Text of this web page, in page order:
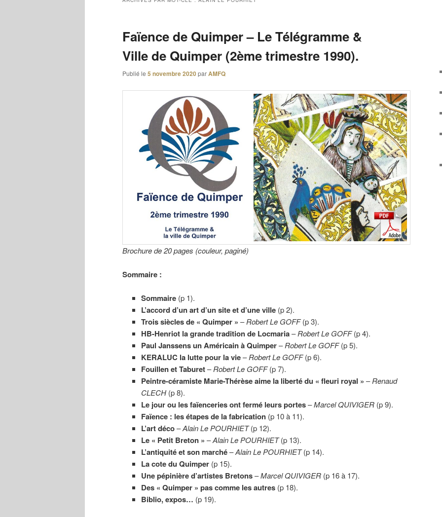
Faïence de Quimper – Le Télégramme &
Ville de Quimper (2ème trimestre 1990).
Publié le 5 novembre 2020parAMFQ
Brochure de 20 pages (couleur, paginé)
Sommaire :
Sommaire(p 1).
L’accord d’un art d’un site et d’une ville(p 2).
Trois siècles de « Quimper » –Robert Le GOFF(p 3).
HB-Henriot la grande tradition de Locmaria–Robert Le GOFF(p 4).
Paul Janssens un Américain à Quimper–Robert Le GOFF(p 5).
KERALUC la lutte pour la vie–Robert Le GOFF(p 6).
Fouillen et Taburet–Robert Le GOFF(p 7).
Peintre-céramiste Marie-Thérèse aime la liberté du « fleuri royal » –Renaud
CLECH(p 8).
Le jour ou les faïenceries ont fermé leurs portes–Marcel QUIVIGER(p 9).
Faïence : les étapes de la fabrication(p 10 à 11).
L’art déco–Alain Le POURHIET(p 12).
Le « Petit Breton » –Alain Le POURHIET(p 13).
L’antiquité et son marché–Alain Le POURHIET(p 14).
La cote du Quimper(p 15).
Une pépinière d’artistes Bretons–Marcel QUIVIGER(p 16 à 17).
Des « Quimper » pas comme les autres(p 18).
Biblio, expos… (p 19).